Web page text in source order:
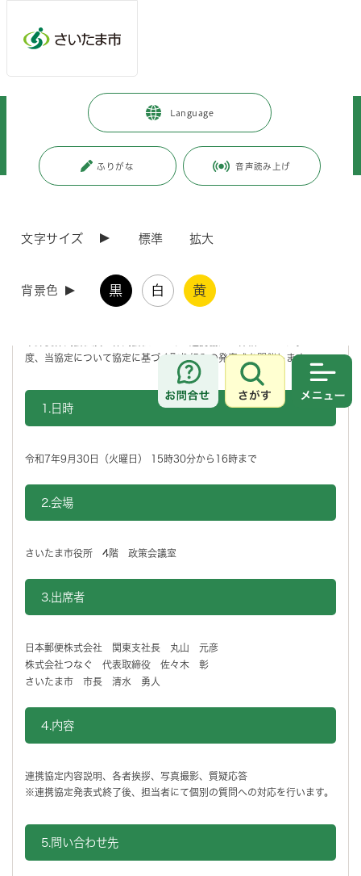
Language
ふりがな 音声読み上げ
文字サイズ 標準 拡大
背景色 黒 白 黄
お問合せ
さがす
市政情報 広報・報道 > 記者への情報提供
>
発表式を開催します
（令和7年9月25日発表）日本郵便株式会社及び株
さいたま市は、スマートフォンアプリ「さいたま市みんなのアプリ」が
より広く普及し、本市の地域課題の解決、地域社会及び地域経済の成
度、当協定について協定に基づく取り組みの発表式を開催します。
1.日時
令和7年9月30日（火曜日） 15時30分から16時まで
2.会場
さいたま市役所 4階 政策会議室
3.出席者
日本郵便株式会社 関東支社長 丸山 元彦
株式会社つなぐ 代表取締役 佐々木 彰
さいたま市 市長 清水 勇人
4.内容
連携協定内容説明、各者挨拶、写真撮影、質疑応答
※連携協定発表式終了後、担当者にて個別の質問への対応を行います。
5.問い合わせ先